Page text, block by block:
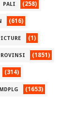
PALI (258)
(616)
(1)
(1851)
(314)
(1653)